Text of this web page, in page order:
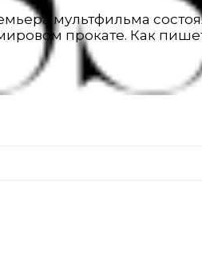
мультфильма
прокате. Как